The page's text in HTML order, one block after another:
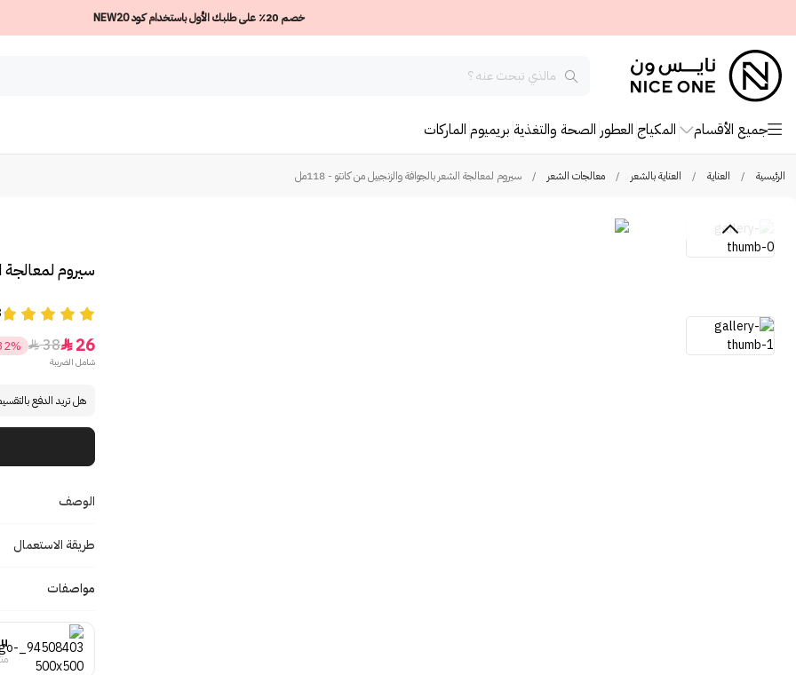
خصم 20٪ على طلبك الأول باستخدام كود NEW20
جميع الأقسام المكياج العطور الصحة والتغذية بريميوم الماركات
الرئيسية / العناية / العناية بالشعر / معالجات الشعر / سيروم لمعالجة الشعر بالجوافة والزنجبيل من كانتو - 118مل
سيروم لمعالجة
26

38

شامل الضريبة
هل تريد الدفع
الوصف
طريقة الاستعمال
مواصفات